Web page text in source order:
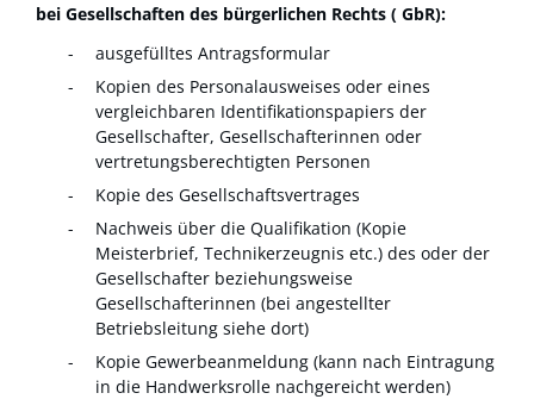
bei Gesellschaften des bürgerlichen Rechts ( GbR):
ausgefülltes Antragsformular
Kopien des Personalausweises oder eines
vergleichbaren Identifikationspapiers der
Gesellschafter, Gesellschafterinnen oder
vertretungsberechtigten Personen
Kopie des Gesellschaftsvertrages
Nachweis über die Qualifikation (Kopie
Meisterbrief, Technikerzeugnis etc.) des oder der
Gesellschafter beziehungsweise
Gesellschafterinnen (bei angestellter
Betriebsleitung siehe dort)
Kopie Gewerbeanmeldung (kann nach Eintragung
in die Handwerksrolle nachgereicht werden)